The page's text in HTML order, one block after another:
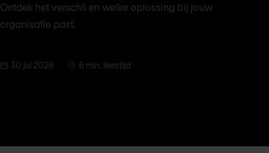
Ontdek het verschil en welke oplossing bij jouw
organisatie past.
30 jul 2026 6 min. leestijd